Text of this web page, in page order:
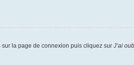
la page de connexion puis cliquez sur J’ai